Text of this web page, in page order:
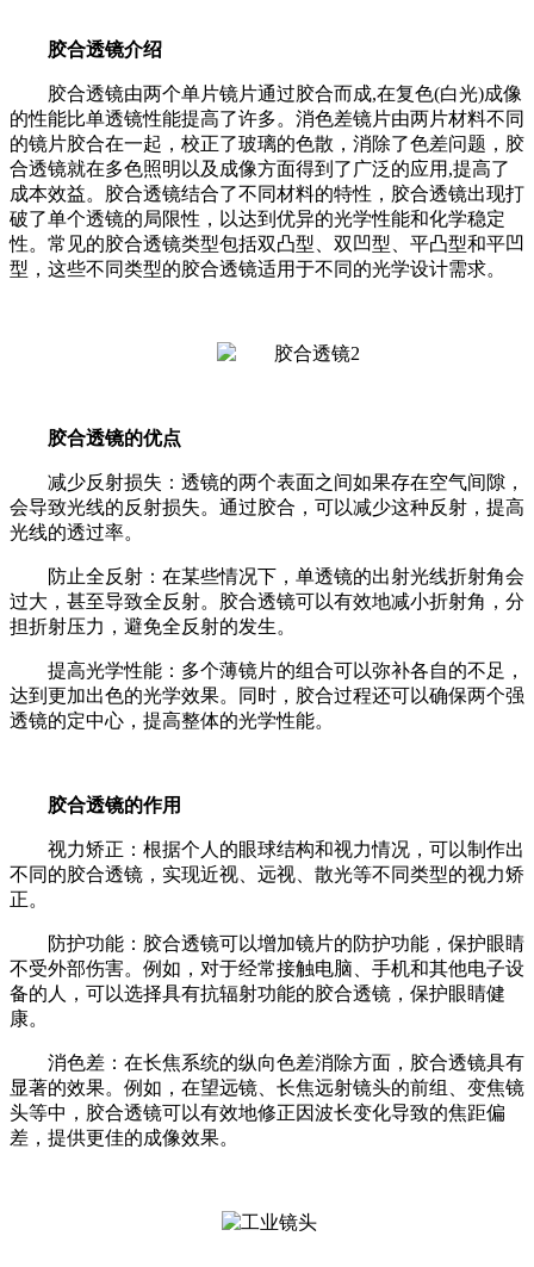
胶合透镜介绍
胶合透镜由两个单片镜片通过胶合而成,在复色(白光)成像
的性能比单透镜性能提高了许多。消色差镜片由两片材料不同
的镜片胶合在一起，校正了玻璃的色散，消除了色差问题，胶
合透镜就在多色照明以及成像方面得到了广泛的应用,提高了
成本效益。 胶合透镜结合了不同材料的特性，胶合透镜出现打
破了单个透镜的局限性， 以达到优异的光学性能和化学稳定
性。常见的胶合透镜类型包括双凸型、双凹型、平凸型和平凹
型，这些不同类型的胶合透镜适用于不同的光学设计需求。
胶合透镜的优点
减少反射损失：透镜的两个表面之间如果存在空气间隙，
会导致光线的反射损失。通过胶合，可以减少这种反射，提高
光线的透过率。
防止全反射：在某些情况下，单透镜的出射光线折射角会
过大，甚至导致全反射。胶合透镜可以有效地减小折射角，分
担折射压力，避免全反射的发生。
提高光学性能：多个薄镜片的组合可以弥补各自的不足，
达到更加出色的光学效果。同时，胶合过程还可以确保两个强
透镜的定中心，提高整体的光学性能。
胶合透镜的作用
视力矫正：根据个人的眼球结构和视力情况，可以制作出
不同的胶合透镜，实现近视、远视、散光等不同类型的视力矫
正。
防护功能：胶合透镜可以增加镜片的防护功能，保护眼睛
不受外部伤害。例如，对于经常接触电脑、手机和其他电子设
备的人，可以选择具有抗辐射功能的胶合透镜，保护眼睛健
康。
消色差：在长焦系统的纵向色差消除方面，胶合透镜具有
显著的效果。例如，在望远镜、长焦远射镜头的前组、变焦镜
头等中，胶合透镜可以有效地修正因波长变化导致的焦距偏
差，提供更佳的成像效果。